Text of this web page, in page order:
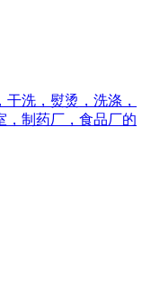
洗，熨烫，洗涤，
，制药厂，食品厂的